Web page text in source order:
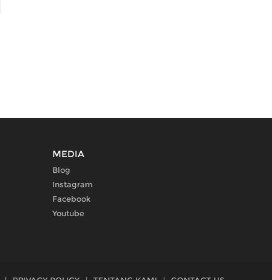
MEDIA
Blog
Instagram
Facebook
Youtube